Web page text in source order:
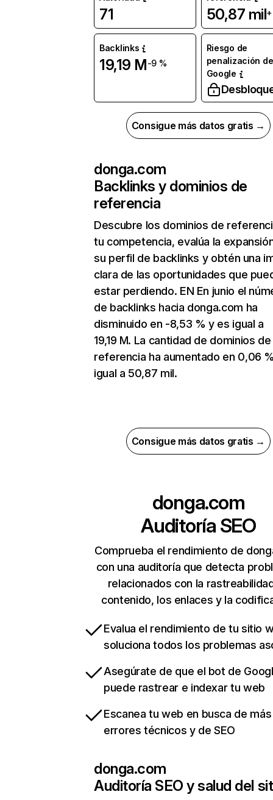
71 50,87 mil
Backlinks
19,19 M-9 %
Riesgo de
penalización de
Google
Consigue más datos gratis →
donga.com
Backlinks y dominios de
referencia
Descubre los dominios de
tu competencia, evalúa la
su perfil de backlinks y obtén una
clara de las oportunidades que
estar perdiendo. EN En junio el
de backlinks hacia donga.com ha
disminuido en -8,53 % y es igual a
19,19 M. La cantidad de dominios de
referencia ha aumentado en 0,06
igual a 50,87 mil.
Consigue más datos gratis →
donga.com
Auditoría SEO
Comprueba el rendimiento de
con una auditoría que detecta
relacionados con la
contenido, los enlaces y la
Evalua el rendimiento de tu sitio
soluciona todos los problemas
Asegúrate de que el bot de
puede rastrear e indexar tu web
Escanea tu web en busca de
errores técnicos y de SEO
donga.com
Auditoría SEO y salud del